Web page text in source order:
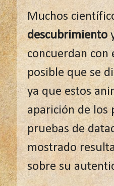
Muchos
descubrimiento
concuerdan con
posible que se
ya que estos
aparición de los
pruebas de
mostrado
sobre su